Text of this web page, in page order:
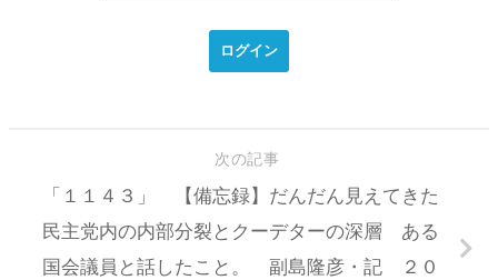
次の記事
「１１４３」 【備忘録】だんだん見えてきた
民主党内の内部分裂とクーデターの深層 ある
国会議員と話したこと。 副島隆彦・記 ２０